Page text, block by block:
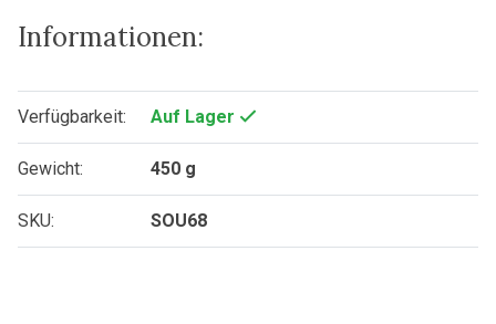
Informationen:
Verfügbarkeit: Auf Lager
Gewicht: 450 g
SKU: SOU68